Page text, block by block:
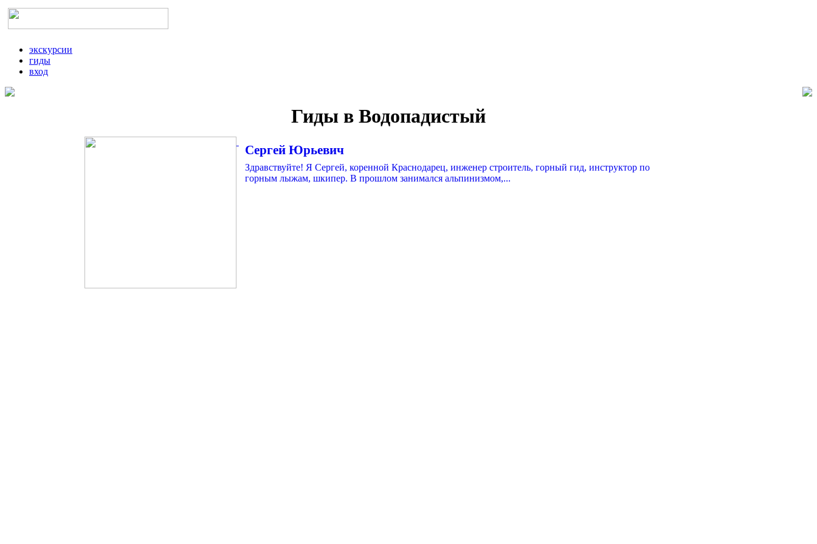
экскурсии
гиды
вход
Гиды в Водопадистый
Сергей Юрьевич
Здравствуйте! Я Сергей, коренной Краснодарец, инженер строитель, горный гид, инструктор по
горным лыжам, шкипер. В прошлом занимался альпинизмом,...